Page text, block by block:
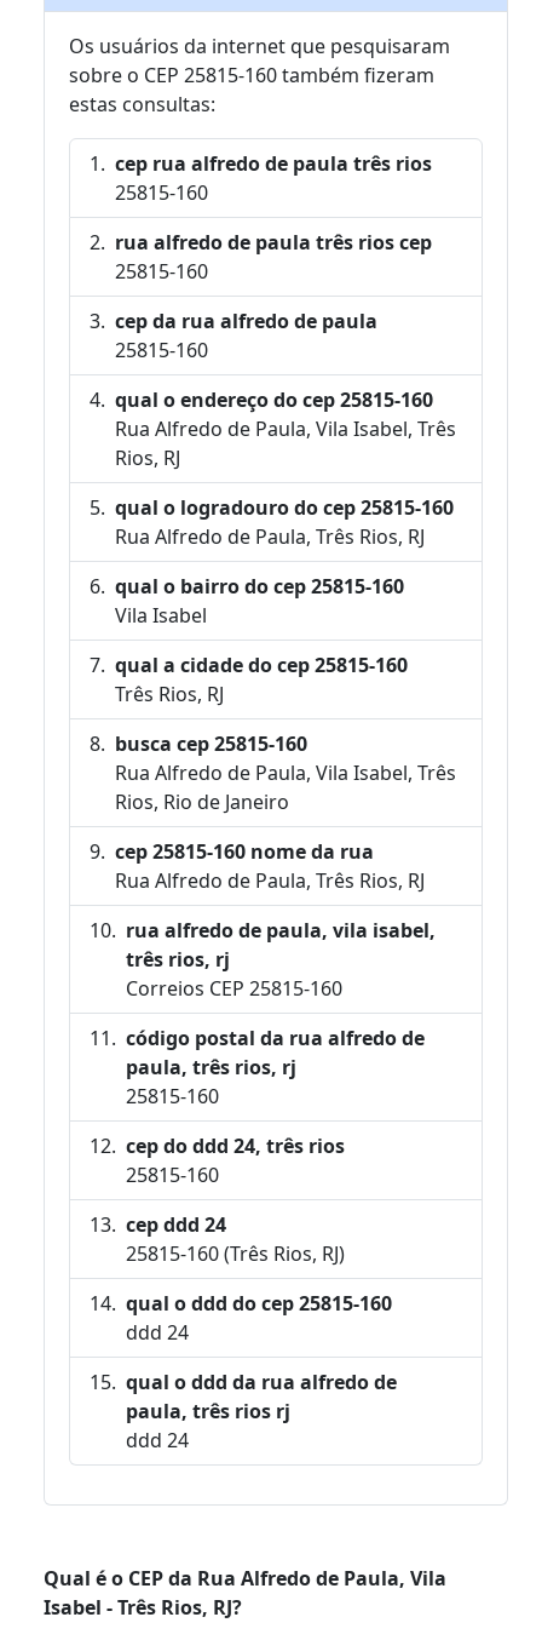
Os usuários da internet que pesquisaram
sobre o CEP 25815-160 também fizeram
estas consultas:
cep rua alfredo de paula três rios
25815-160
rua alfredo de paula três rios cep
25815-160
cep da rua alfredo de paula
25815-160
qual o endereço do cep 25815-160
Rua Alfredo de Paula, Vila Isabel, Três
Rios, RJ
qual o logradouro do cep 25815-160
Rua Alfredo de Paula, Três Rios, RJ
qual o bairro do cep 25815-160
Vila Isabel
qual a cidade do cep 25815-160
Três Rios, RJ
busca cep 25815-160
Rua Alfredo de Paula, Vila Isabel, Três
Rios, Rio de Janeiro
cep 25815-160 nome da rua
Rua Alfredo de Paula, Três Rios, RJ
rua alfredo de paula, vila isabel,
três rios, rj
Correios CEP 25815-160
código postal da rua alfredo de
paula, três rios, rj
25815-160
cep do ddd 24, três rios
25815-160
cep ddd 24
25815-160 (Três Rios, RJ)
qual o ddd do cep 25815-160
ddd 24
qual o ddd da rua alfredo de
paula, três rios rj
ddd 24
Qual é o CEP da Rua Alfredo de Paula, Vila
Isabel - Três Rios, RJ?